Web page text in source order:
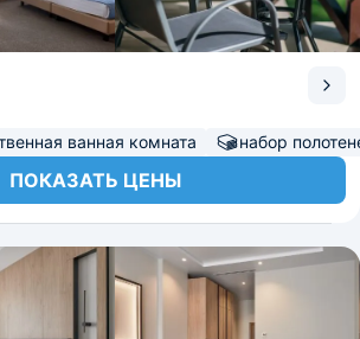
ванная комната набор
ПОКАЗАТЬ ЦЕНЫ